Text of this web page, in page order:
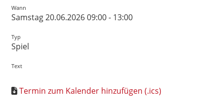
Wann
Samstag 20.06.2026 09:00 - 13:00
Typ
Spiel
Text
Termin zum Kalender hinzufügen (.ics)